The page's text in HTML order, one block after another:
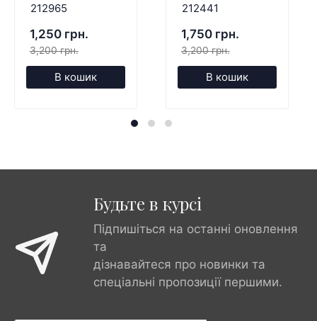
212965
1,250 грн.
3,200 грн.
В кошик
212441
1,750 грн.
3,200 грн.
В кошик
Будьте в курсі
Підпишіться на останні оновлення
та
дізнавайтеся про новинки та
спеціальні пропозиції першими.